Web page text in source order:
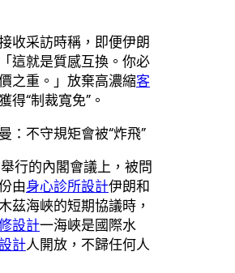
收采訪時稱，即便伊朗
這就是質感互換。你必
之重。」放棄高濃縮客
得“制裁寬免”。
：不守規矩會被“炸飛”
行的內閣會議上，被問
由身心診所設計伊朗和
茲海峽的短期協議時，
設計一海峽是國際水
計人開放，不歸任何人